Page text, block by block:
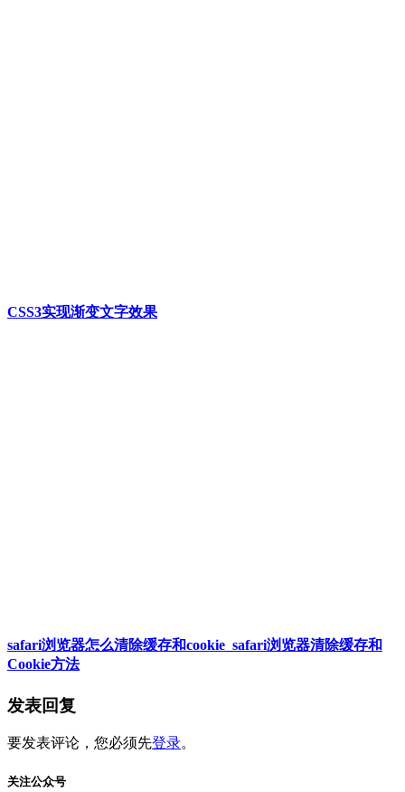
CSS3实现渐变文字效果
safari浏览器怎么清除缓存和cookie_safari浏览器清除缓存和
Cookie方法
发表回复
要发表评论，您必须先登录。
关注公众号